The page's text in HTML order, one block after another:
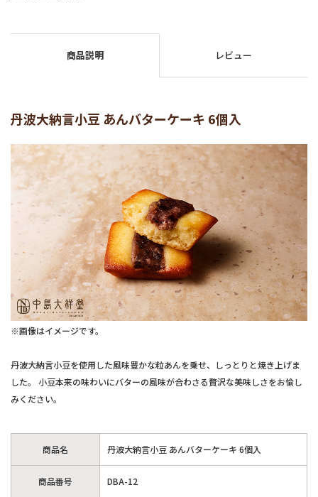
商品説明 レビュー
丹波大納言小豆 あんバターケーキ 6個入
※画像はイメージです。
丹波大納言小豆を使用した風味豊かな粒あんを乗せ、しっとりと焼き上げま
した。 小豆本来の味わいにバターの風味が合わさる贅沢な美味しさをお愉し
みください。
商品名 丹波大納言小豆 あんバターケーキ 6個入
商品番号 DBA-12